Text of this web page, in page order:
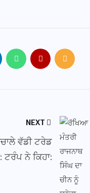
NEXT
ਵੱਡੀ ਟਰੇਡ
ਟਰੰਪ ਨੇ ਕਿਹਾ: